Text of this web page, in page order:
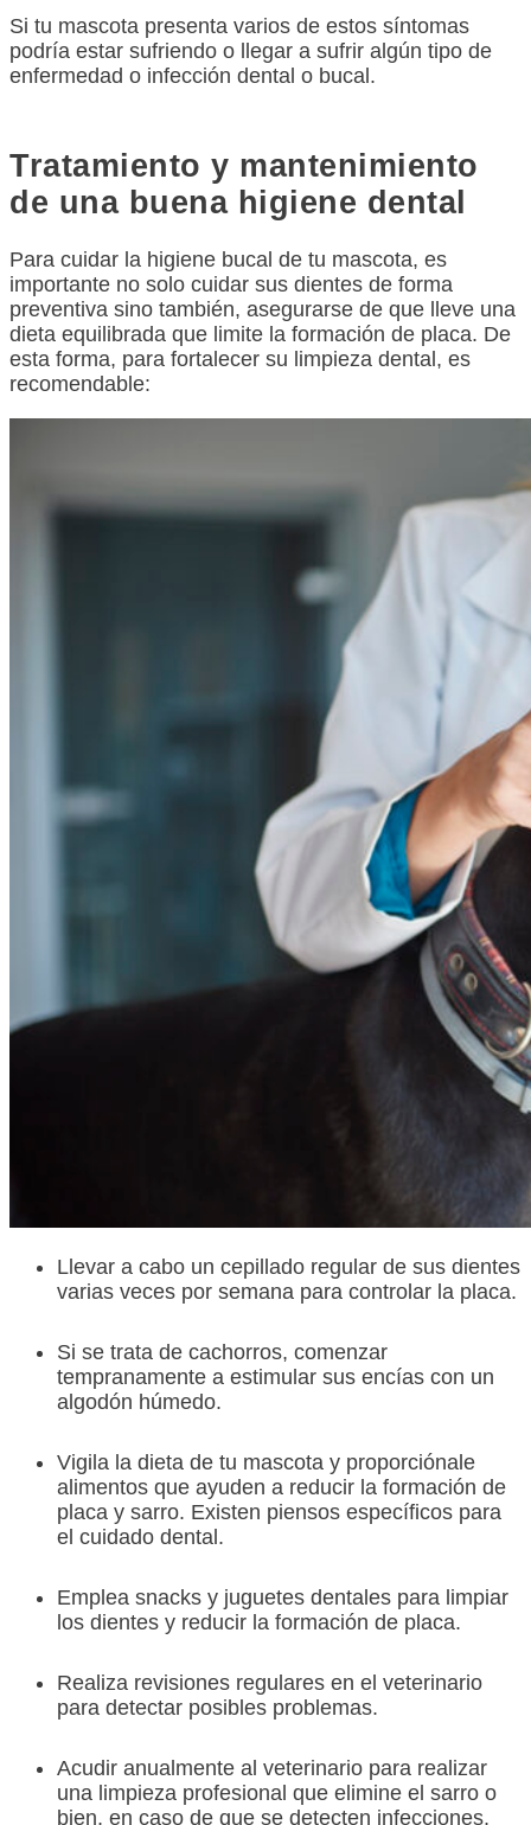
Si tu mascota presenta varios de estos síntomas
podría estar sufriendo o llegar a sufrir algún tipo de
enfermedad o infección dental o bucal.
Tratamiento y mantenimiento
de una buena higiene dental
Para cuidar la higiene bucal de tu mascota, es
importante no solo cuidar sus dientes de forma
preventiva sino también, asegurarse de que lleve una
dieta equilibrada que limite la formación de placa. De
esta forma, para fortalecer su limpieza dental, es
recomendable:
Llevar a cabo un cepillado regular de sus dientes
varias veces por semana para controlar la placa.
Si se trata de cachorros, comenzar
tempranamente a estimular sus encías con un
algodón húmedo.
Vigila la dieta de tu mascota y proporciónale
alimentos que ayuden a reducir la formación de
placa y sarro. Existen piensos específicos para
el cuidado dental.
Emplea snacks y juguetes dentales para limpiar
los dientes y reducir la formación de placa.
Realiza revisiones regulares en el veterinario
para detectar posibles problemas.
Acudir anualmente al veterinario para realizar
una limpieza profesional que elimine el sarro o
bien, en caso de que se detecten infecciones,